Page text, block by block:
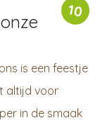
10
is een feestje
altijd voor
in de smaak